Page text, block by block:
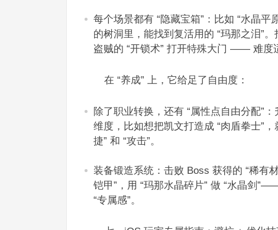
每个场景都有 “隐藏宝箱”：比如 “水晶平
的树洞里，能找到复活用的 “玛那之泪”
盗贼的 “开锁术” 打开特殊大门 —— 难度
在 “养成” 上，它给足了自由度：​
除了职业转换，还有 “属性点自由分配”
维度，比如想把凯文打造成 “肉盾拳士”
捷” 和 “攻击”。​
装备锻造系统：击败 Boss 获得的 “稀有
铠甲”，用 “玛那水晶碎片” 做 “水晶剑
“专属感”。​